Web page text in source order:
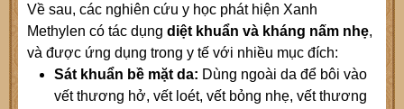
Về sau, các nghiên cứu y học phát hiện Xanh
Methylen có tác dụng diệt khuẩn và kháng nấm nhẹ,
và được ứng dụng trong y tế với nhiều mục đích:
Sát khuẩn bề mặt da: Dùng ngoài da để bôi vào
vết thương hở, vết loét, vết bỏng nhẹ, vết thương